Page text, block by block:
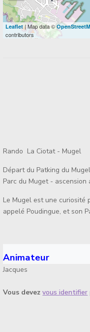
Leaflet| Map data ©
contributors
Rando La Ciotat - Mugel
Départ du Patking du
Parc du Muget -
Le Mugel est une curiosité
appelé Poudingue, et son
Animateur
Jacques
Vous devezvous identifier